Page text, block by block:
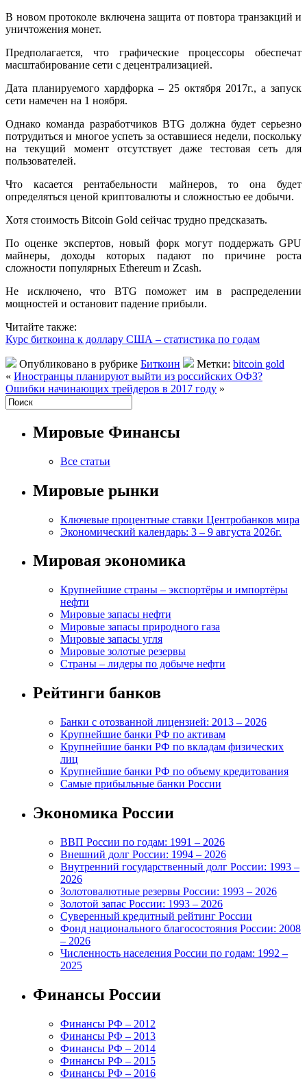
В новом протоколе включена защита от повтора транзакций и
уничтожения монет.
Предполагается, что графические процессоры обеспечат
масштабирование сети с децентрализацией.
Дата планируемого хардфорка – 25 октября 2017г., а запуск
сети намечен на 1 ноября.
Однако команда разработчиков BTG должна будет серьезно
потрудиться и многое успеть за оставшиеся недели, поскольку
на текущий момент отсутствует даже тестовая сеть для
пользователей.
Что касается рентабельности майнеров, то она будет
определяться ценой криптовалюты и сложностью ее добычи.
Хотя стоимость Bitcoin Gold сейчас трудно предсказать.
По оценке экспертов, новый форк могут поддержать GPU
майнеры, доходы которых падают по причине роста
сложности популярных Ethereum и Zcash.
Не исключено, что BTG поможет им в распределении
мощностей и остановит падение прибыли.
Читайте также:
Курс биткоина к доллару США – статистика по годам
Опубликовано в рубрике Биткоин Метки: bitcoin gold
« Иностранцы планируют выйти из российских ОФЗ?
Ошибки начинающих трейдеров в 2017 году »
Мировые Финансы
Все статьи
Мировые рынки
Ключевые процентные ставки Центробанков мира
Экономический календарь: 3 – 9 августа 2026г.
Мировая экономика
Крупнейшие страны – экспортёры и импортёры
нефти
Мировые запасы нефти
Мировые запасы природного газа
Мировые запасы угля
Мировые золотые резервы
Страны – лидеры по добыче нефти
Рейтинги банков
Банки с отозванной лицензией: 2013 – 2026
Крупнейшие банки РФ по активам
Крупнейшие банки РФ по вкладам физических
лиц
Крупнейшие банки РФ по объему кредитования
Самые прибыльные банки России
Экономика России
ВВП России по годам: 1991 – 2026
Внешний долг России: 1994 – 2026
Внутренний государственный долг России: 1993 –
2026
Золотовалютные резервы России: 1993 – 2026
Золотой запас России: 1993 – 2026
Суверенный кредитный рейтинг России
Фонд национального благосостояния России: 2008
– 2026
Численность населения России по годам: 1992 –
2025
Финансы России
Финансы РФ – 2012
Финансы РФ – 2013
Финансы РФ – 2014
Финансы РФ – 2015
Финансы РФ – 2016